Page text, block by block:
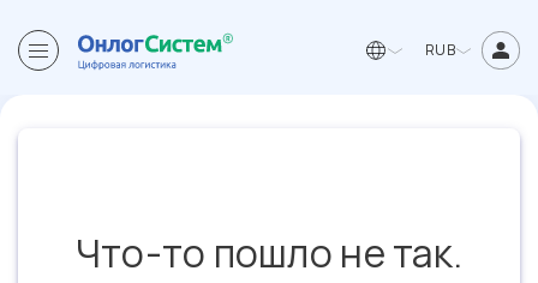
RUB
Что-то пошло не так.